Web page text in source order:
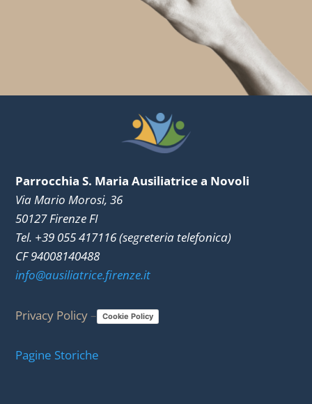
Parrocchia S. Maria Ausiliatrice a Novoli
Via Mario Morosi, 36
50127 Firenze FI
Tel. +39 055 417116 (segreteria telefonica)
CF 94008140488
info@ausiliatrice.firenze.it
Privacy Policy – Cookie Policy
Pagine Storiche